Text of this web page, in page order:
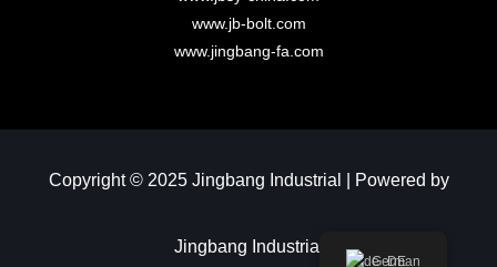
www.jb-bolt.com
www.jingbang-fa.com
Copyright © 2025 Jingbang Industrial | Powered by
Jingbang Industrial
German